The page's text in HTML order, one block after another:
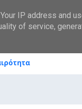
IP address and
of service,